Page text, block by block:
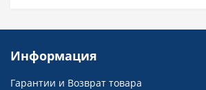
Информация
Гарантии и Возврат товара